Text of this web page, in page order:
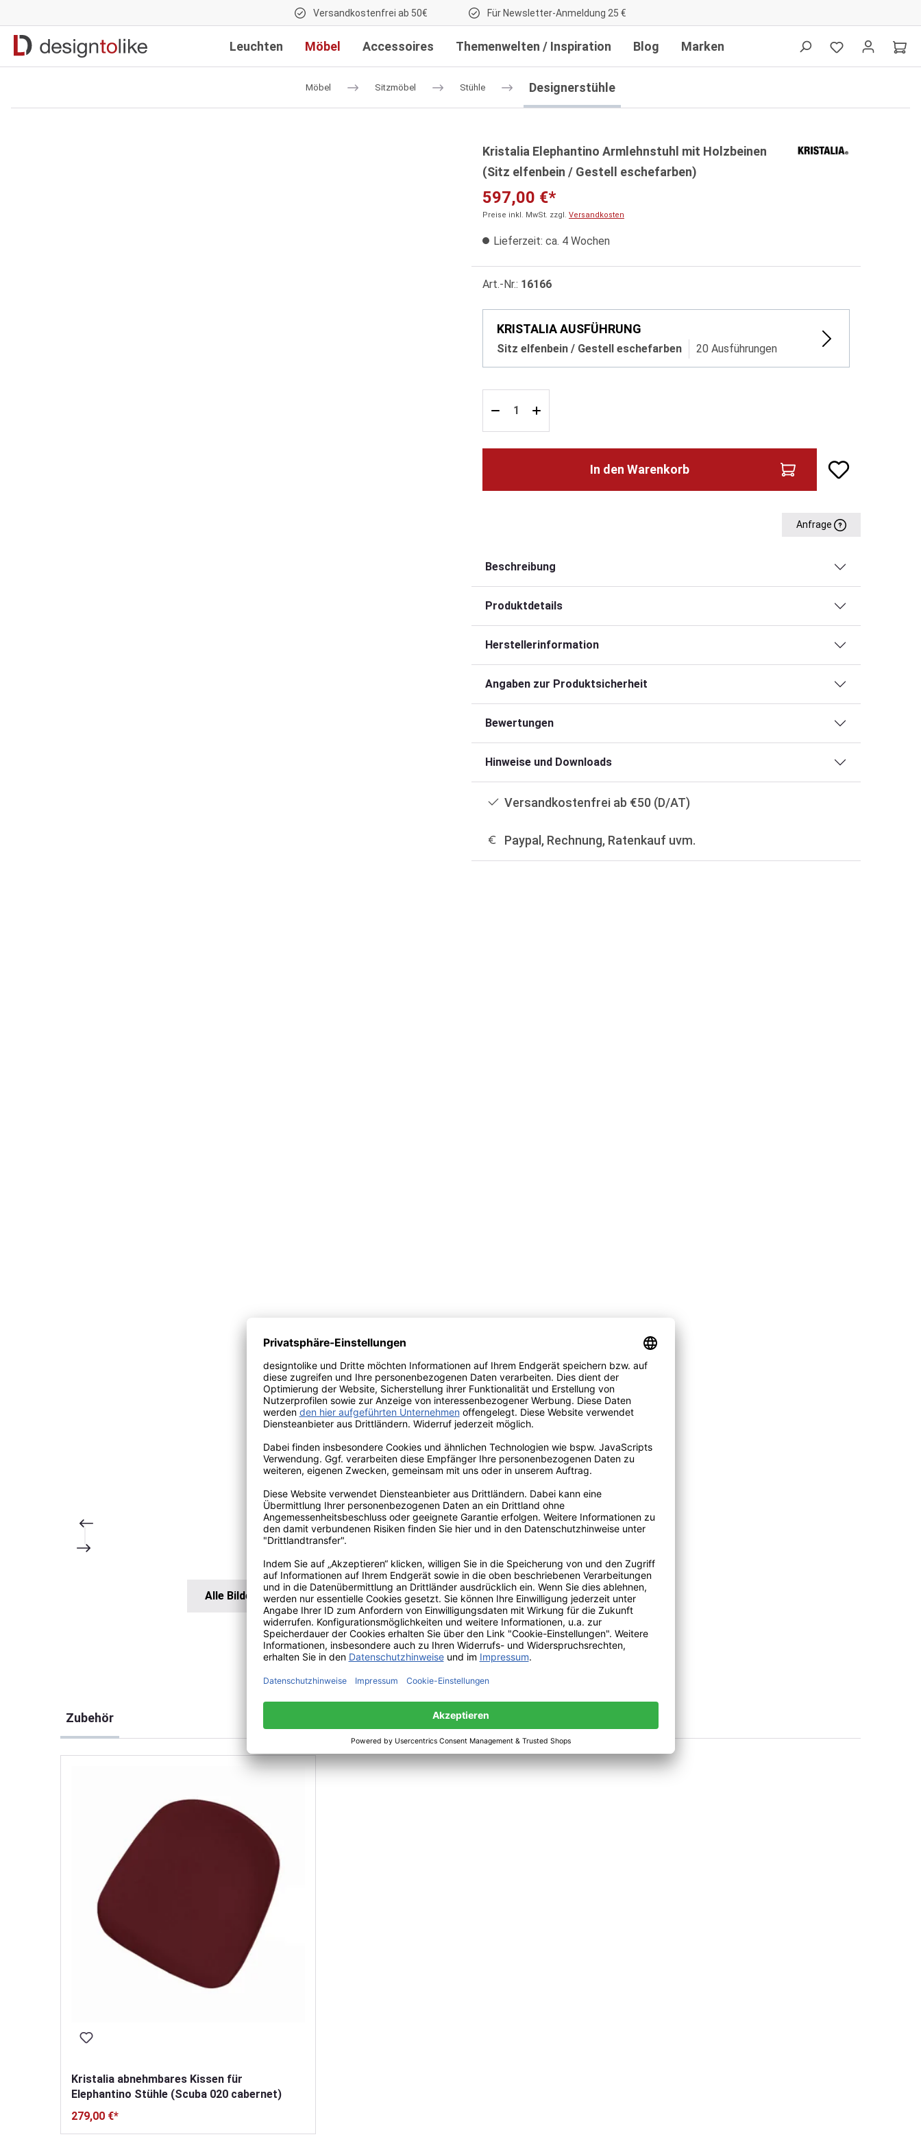
Versandkostenfrei ab 50€ Für Newsletter-Anmeldung 25 €
Leuchten Möbel Accessoires Themenwelten / Inspiration Blog Marken
Möbel Sitzmöbel Stühle Designerstühle
Alle Bilder anzeigen
Kristalia Elephantino Armlehnstuhl mit Holzbeinen
(Sitz elfenbein / Gestell eschefarben)
597,00 €*
Preise inkl. MwSt. zzgl. Versandkosten
Lieferzeit: ca. 4 Wochen
Art.-Nr.: 16166
KRISTALIA AUSFÜHRUNG
Sitz elfenbein / Gestell eschefarben 20 Ausführungen
In den Warenkorb
Anfrage
Beschreibung
Produktdetails
Herstellerinformation
Angaben zur Produktsicherheit
Bewertungen
Hinweise und Downloads
Versandkostenfrei ab €50 (D/AT)
Paypal, Rechnung, Ratenkauf uvm.
Zubehör
Kristalia abnehmbares Kissen für
Elephantino Stühle (Scuba 020 cabernet)
279,00 €*